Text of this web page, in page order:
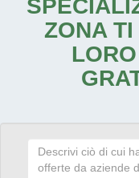
ZONA